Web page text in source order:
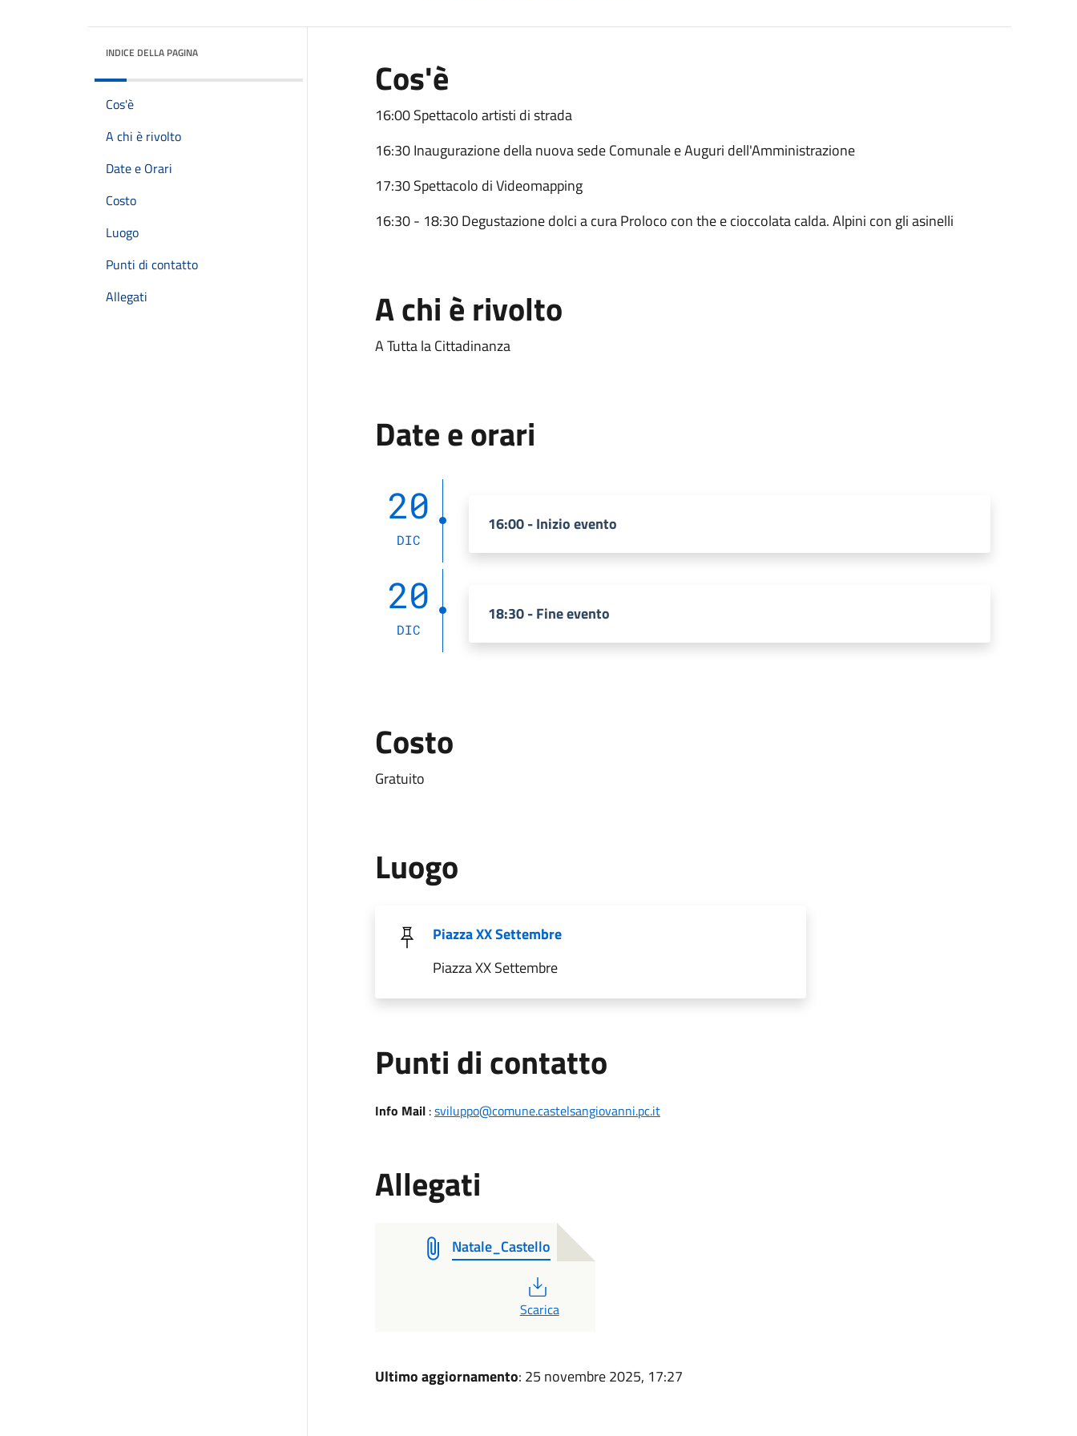
INDICE DELLA PAGINA
Cos'è
A chi è rivolto
Date e Orari
Costo
Luogo
Punti di contatto
Allegati
Cos'è
16:00 Spettacolo artisti di strada
16:30 Inaugurazione della nuova sede Comunale e Auguri dell'Amministrazione
17:30 Spettacolo di Videomapping
16:30 - 18:30 Degustazione dolci a cura Proloco con the e cioccolata calda. Alpini con gli asinelli
A chi è rivolto
A Tutta la Cittadinanza
Date e orari
20
DIC
16:00 - Inizio evento
20
DIC
18:30 - Fine evento
Costo
Gratuito
Luogo
Piazza XX Settembre
Piazza XX Settembre
Punti di contatto
Info Mail:sviluppo@comune.castelsangiovanni.pc.it
Allegati
Natale_Castello
Scarica
Ultimo aggiornamento: 25 novembre 2025, 17:27